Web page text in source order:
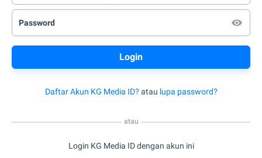
Password
Daftar Akun KG Media ID? atau lupa password?
atau
Login KG Media ID dengan akun ini